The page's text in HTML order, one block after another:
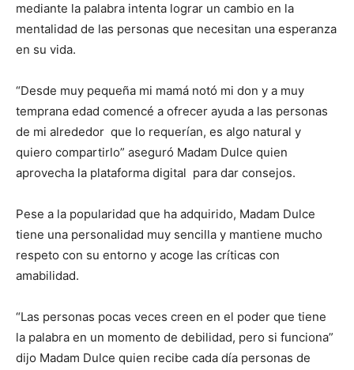
mediante la palabra intenta lograr un cambio en la
mentalidad de las personas que necesitan una esperanza
en su vida.
“Desde muy pequeña mi mamá notó mi don y a muy
temprana edad comencé a ofrecer ayuda a las personas
de mi alrededor que lo requerían, es algo natural y
quiero compartirlo” aseguró Madam Dulce quien
aprovecha la plataforma digital para dar consejos.
Pese a la popularidad que ha adquirido, Madam Dulce
tiene una personalidad muy sencilla y mantiene mucho
respeto con su entorno y acoge las críticas con
amabilidad.
“Las personas pocas veces creen en el poder que tiene
la palabra en un momento de debilidad, pero si funciona”
dijo Madam Dulce quien recibe cada día personas de